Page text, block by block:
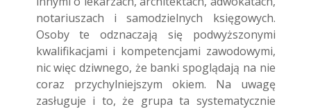
notariuszach i samodzielnych księgowych.
Osoby te odznaczają się podwyższonymi
kwalifikacjami i kompetencjami zawodowymi,
nic więc dziwnego, że banki spoglądają na nie
coraz przychylniejszym okiem. Na uwagę
zasługuje i to, że grupa ta systematycznie